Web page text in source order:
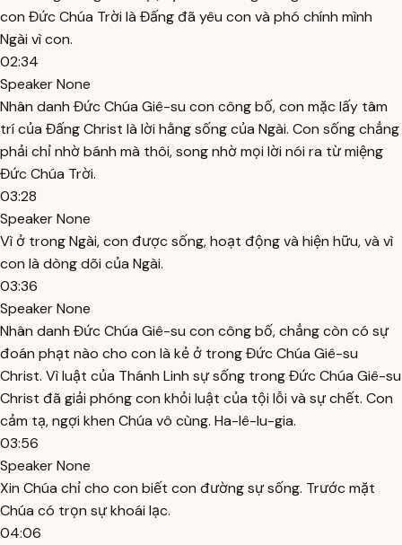
con Đức Chúa Trời là Đấng đã yêu con và phó chính mình
Ngài vì con.
02:34
Speaker None
Nhân danh Đức Chúa Giê-su con công bố, con mặc lấy tâm
trí của Đấng Christ là lời hằng sống của Ngài. Con sống chẳng
phải chỉ nhờ bánh mà thôi, song nhờ mọi lời nói ra từ miệng
Đức Chúa Trời.
03:28
Speaker None
Vì ở trong Ngài, con được sống, hoạt động và hiện hữu, và vì
con là dòng dõi của Ngài.
03:36
Speaker None
Nhân danh Đức Chúa Giê-su con công bố, chẳng còn có sự
đoán phạt nào cho con là kẻ ở trong Đức Chúa Giê-su
Christ. Vì luật của Thánh Linh sự sống trong Đức Chúa Giê-su
Christ đã giải phóng con khỏi luật của tội lỗi và sự chết. Con
cảm tạ, ngợi khen Chúa vô cùng. Ha-lê-lu-gia.
03:56
Speaker None
Xin Chúa chỉ cho con biết con đường sự sống. Trước mặt
Chúa có trọn sự khoái lạc.
04:06